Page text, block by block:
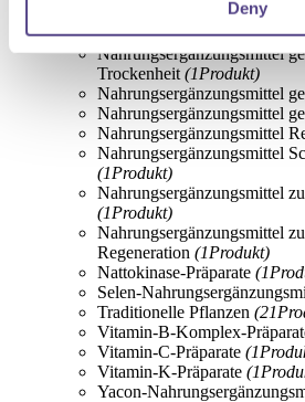
Deny
Nahrungsergänzungsmittel
Leistungsfähigkeit (5
Nahrungsergänzungsmittel
Trockenheit (1Produkt)
Nahrungsergänzungsmittel
Nahrungsergänzungsmittel
Nahrungsergänzungsmittel
Nahrungsergänzungsmittel
(1Produkt)
Nahrungsergänzungsmittel
(1Produkt)
Nahrungsergänzungsmittel
Regeneration (1Produkt)
Nattokinase-Präparate (1
Selen-
Traditionelle Pflanzen (21
Vitamin-B-Komplex-
Vitamin-C-Präparate (1
Vitamin-K-Präparate (1
Yacon-